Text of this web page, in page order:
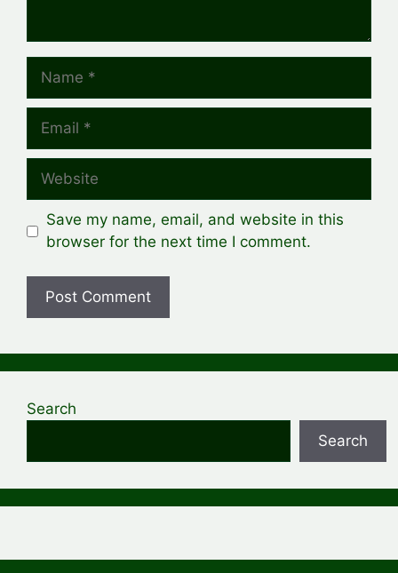
Name
Email
Website
Save my name, email, and website in this
browser for the next time I comment.
Search
Search